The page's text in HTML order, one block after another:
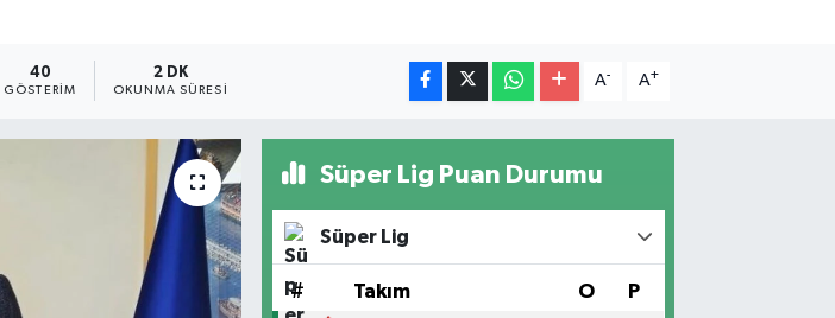
40
GÖSTERIM
2 DK
OKUNMA SÜRESI
A- A+
Süper Lig Puan Durumu
Süper Lig
# Takım O P